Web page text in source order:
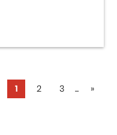
1 2 3 ... »